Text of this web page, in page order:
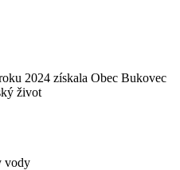
2024 získala Obec Bukovec
život
vody